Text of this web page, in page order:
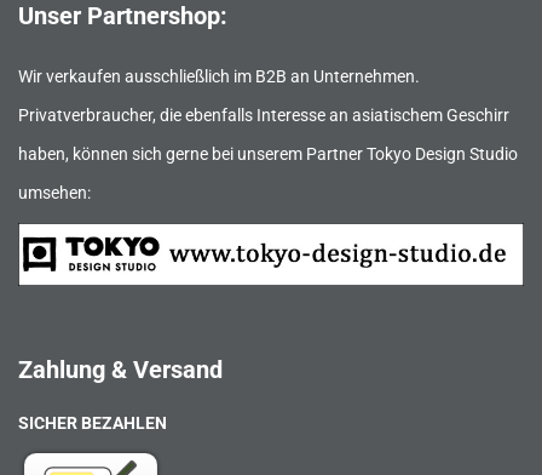
Unser Partnershop:
Wir verkaufen ausschließlich im B2B an Unternehmen.
Privatverbraucher, die ebenfalls Interesse an asiatischem Geschirr
haben, können sich gerne bei unserem Partner Tokyo Design Studio
umsehen:
Zahlung & Versand
SICHER BEZAHLEN